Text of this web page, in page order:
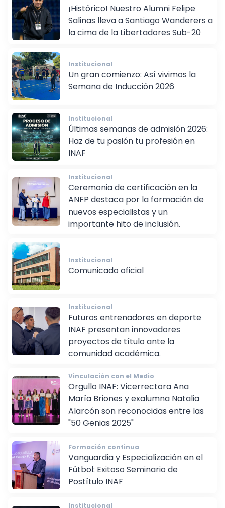
Alumni
¡Histórico! Nuestro Alumni Felipe
Salinas lleva a Santiago Wanderers a
Institucional
Un gran comienzo: Así vivimos la
Institucional
Últimas semanas de admisión 2026:
Haz de tu pasión tu profesión en
Institucional
Ceremonia de certificación en la
ANFP destaca por la formación de
nuevos especialistas y un
importante hito de inclusión.
Institucional
Institucional
Futuros entrenadores en deporte
INAF presentan innovadores
proyectos de título ante la
Vinculación con el Medio
Orgullo INAF: Vicerrectora Ana
María Briones y exalumna Natalia
Alarcón son reconocidas entre las
Formación continua
Vanguardia y Especialización en el
Fútbol: Exitoso Seminario de